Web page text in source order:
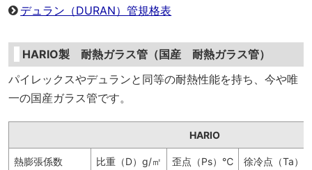
デュラン（DURAN）管規格表
HARIO製 耐熱ガラス管（国産 耐熱ガラス管）
パイレックスやデュランと同等の耐熱性能を持ち、今や唯
一の国産ガラス管です。
HARIO
熱膨張係数
比重（D）g/㎡ 歪点（Ps）℃ 徐冷点（Ta）